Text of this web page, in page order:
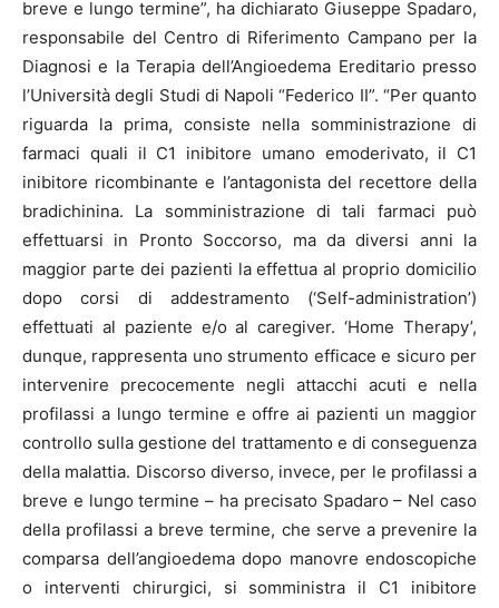
breve e lungo termine”, ha dichiarato Giuseppe Spadaro,
responsabile del Centro di Riferimento Campano per la
Diagnosi e la Terapia dell’Angioedema Ereditario presso
l’Università degli Studi di Napoli “Federico II”. “Per quanto
riguarda la prima, consiste nella somministrazione di
farmaci quali il C1 inibitore umano emoderivato, il C1
inibitore ricombinante e l’antagonista del recettore della
bradichinina. La somministrazione di tali farmaci può
effettuarsi in Pronto Soccorso, ma da diversi anni la
maggior parte dei pazienti la effettua al proprio domicilio
dopo corsi di addestramento (‘Self-administration’)
effettuati al paziente e/o al caregiver. ‘Home Therapy’,
dunque, rappresenta uno strumento efficace e sicuro per
intervenire precocemente negli attacchi acuti e nella
profilassi a lungo termine e offre ai pazienti un maggior
controllo sulla gestione del trattamento e di conseguenza
della malattia. Discorso diverso, invece, per le profilassi a
breve e lungo termine – ha precisato Spadaro – Nel caso
della profilassi a breve termine, che serve a prevenire la
comparsa dell’angioedema dopo manovre endoscopiche
o interventi chirurgici, si somministra il C1 inibitore